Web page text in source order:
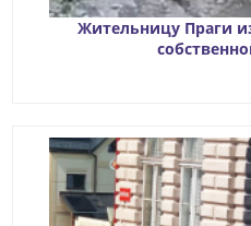
Жительницу Праги